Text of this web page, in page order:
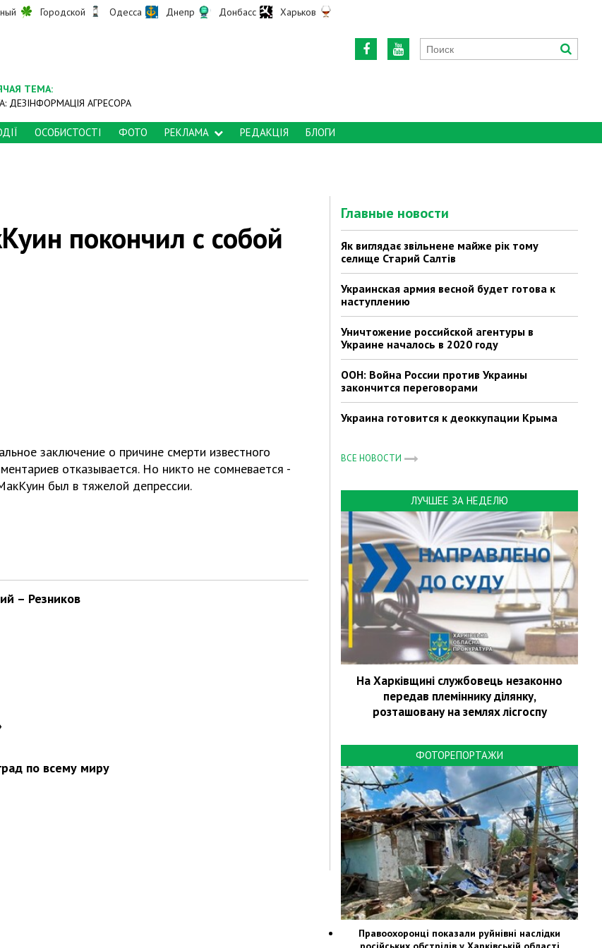
Городской Одесса Днепр Донбасс Харьков
ТЕМА:
ДЕЗІНФОРМАЦІЯ АГРЕСОРА
ОСОБИСТОСТІ ФОТО РЕКЛАМА РЕДАКЦІЯ БЛОГИ
покончил с собой
заключение о причине смерти известного
отказывается. Но никто не сомневается -
был в тяжелой депрессии.
– Резников
по всему миру
Главные новости
Як виглядає звільнене майже рік тому
селище Старий Салтів
Украинская армия весной будет готова к
наступлению
Уничтожение российской агентуры в
Украине началось в 2020 году
ООН: Война России против Украины
закончится переговорами
Украина готовится к деоккупации Крыма
ВСЕ НОВОСТИ
ЛУЧШЕЕ ЗА НЕДЕЛЮ
На Харківщині службовець незаконно
передав племіннику ділянку,
розташовану на землях лісгоспу
ФОТОРЕПОРТАЖИ
Правоохоронці показали руйнівні наслідки